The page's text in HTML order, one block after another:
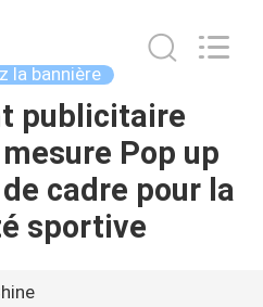
la bannière
publicitaire
Pop up
cadre pour la
sportive